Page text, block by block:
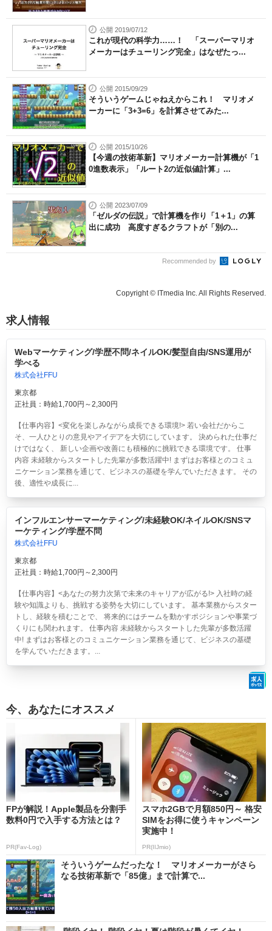
公開 2019/07/12
これが現代の科学力……！ 「スーパーマリオ
メーカーはチューリング完全」はなぜたっ...
公開 2015/09/29
そういうゲームじゃねえからこれ！ マリオメ
ーカーに「3+3=6」を計算させてみた...
公開 2015/10/26
【今週の技術革新】マリオメーカー計算機が「1
0進数表示」「ルート2の近似値計算」...
公開 2023/07/09
「ゼルダの伝説」で計算機を作り「1＋1」の算
出に成功 高度すぎるクラフトが「別の...
Recommended by
Copyright © ITmedia Inc. All Rights Reserved.
求人情報
Webマーケティング/学歴不問/ネイルOK/髪型自由/SNS運用が
学べる
株式会社FFU
東京都
正社員：時給1,700円～2,300円
【仕事内容】<変化を楽しみながら成長できる環境!> 若い会社だからこ
そ、一人ひとりの意見やアイデアを大切にしています。 決められた仕事だ
けではなく、 新しい企画や改善にも積極的に挑戦できる環境です。 仕事
内容 未経験からスタートした先輩が多数活躍中! まずはお客様とのコミュ
ニケーション業務を通じて、ビジネスの基礎を学んでいただきます。 その
後、適性や成長に...
インフルエンサーマーケティング/未経験OK/ネイルOK/SNSマ
ーケティング/学歴不問
株式会社FFU
東京都
正社員：時給1,700円～2,300円
【仕事内容】<あなたの努力次第で未来のキャリアが広がる!> 入社時の経
験や知識よりも、挑戦する姿勢を大切にしています。 基本業務からスター
トし、経験を積むことで、 将来的にはチームを動かすポジションや事業づ
くりにも関われます。 仕事内容 未経験からスタートした先輩が多数活躍
中! まずはお客様とのコミュニケーション業務を通じて、ビジネスの基礎
を学んでいただきます。...
今、あなたにオススメ
FPが解説！Apple製品を分割手
数料0円で入手する方法とは？
PR(Fav-Log)
スマホ2GBで月額850円～ 格安
SIMをお得に使うキャンペーン
実施中！
PR(IIJmio)
そういうゲームだったな！ マリオメーカーがさら
なる技術革新で「85億」まで計算で...